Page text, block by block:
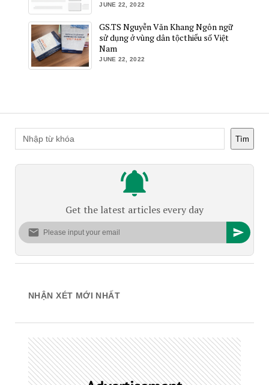
JUNE 22, 2022
GS.TS Nguyễn Văn Khang Ngôn ngữ
sử dụng ở vùng dân tộcthiểu số Việt
Nam
JUNE 22, 2022
Tìm
Get the latest articles every day
NHẬN XÉT MỚI NHẤT